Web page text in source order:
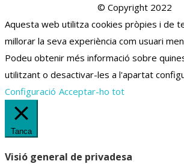
© Copyright 2022
Aquesta web utilitza cookies pròpies i de
millorar la seva experiència com usuari
Podeu obtenir més informació sobre
utilitzant o desactivar-les a l'apartat
Configuració Acceptar-ho tot
Tanca
Visió general de privadesa